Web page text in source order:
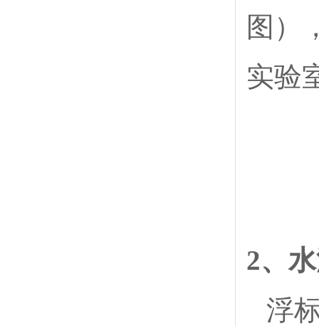
图）
实验
2、
浮